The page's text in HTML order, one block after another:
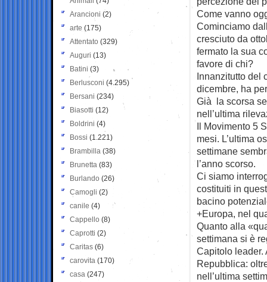
Come vanno
Cominciamo
cresciuto da
fermato la sua
favore di chi?
Innanzitutto del
dicembre, ha
Già la scorsa
nell’ultima
Il Movimento 5
mesi. L’ultima
settimane
l’anno scorso.
Ci siamo
costituiti in
bacino
+Europa, nel
Quanto alla
settimana si è
Capitolo leader.
Repubblica:
nell’ultima
Arancioni (2)
arte (175)
Attentato (329)
Auguri (13)
Batini (3)
Berlusconi (4.295)
Bersani (234)
Biasotti (12)
Boldrini (4)
Bossi (1.221)
Brambilla (38)
Brunetta (83)
Burlando (26)
Camogli (2)
canile (4)
Cappello (8)
Caprotti (2)
Caritas (6)
carovita (170)
casa (247)